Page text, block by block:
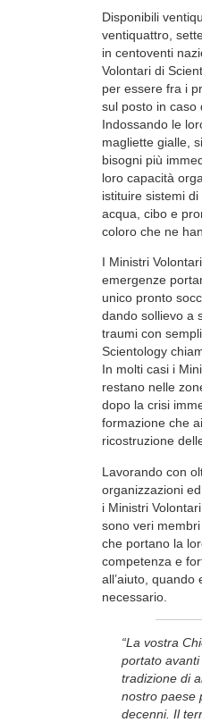
Disponibili
ventiquattro,
in centoventi
Volontari di
per essere fra i
sul posto in caso
Indossando le
magliette gialle,
bisogni più
loro capacità
istituire sistemi
acqua, cibo e
coloro che ne
I Ministri
emergenze
unico pronto
dando sollievo a
traumi con
Scientology
In molti casi i
restano nelle
dopo la crisi
formazione che
ricostruzione
Lavorando con
organizzazioni
i Ministri
sono veri
che portano la
competenza e
all’aiuto, quando
necessario.
“La vostra
portato avanti
tradizione di
nostro paese
decenni. Il